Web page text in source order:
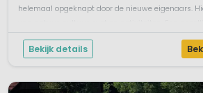
helemaal opgeknapt door de nieuwe eigenaars.
Bekijk details